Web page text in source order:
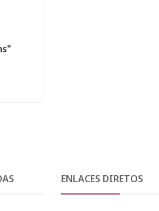
ENLACES DIRETOS